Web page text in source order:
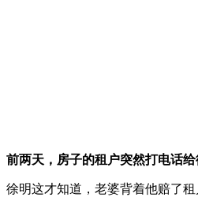
前两天，房子的租户突然打电话
徐明这才知道，老婆背着他赔了